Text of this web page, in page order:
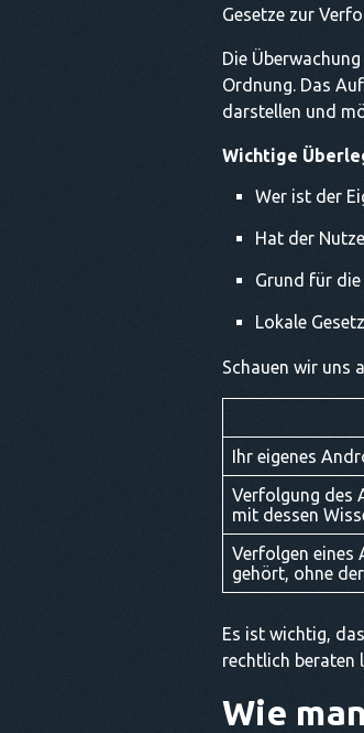
Gesetze zur
Die
Ordnung. Das
darstellen und
Wichtige
Wer ist der
Hat der
Grund für
Lokale
Schauen wir uns
Ihr eigenes
Verfolgung des
mit dessen
Verfolgen eines
gehört, ohne
Es ist wichtig,
rechtlich beraten
Wie